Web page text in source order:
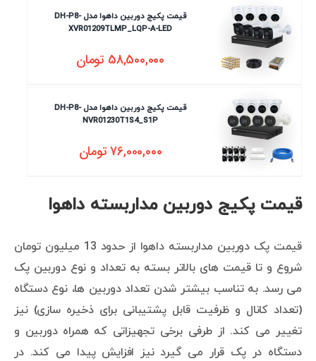
قیمت پکیج دوربین داهوا مدل DH-P8-
XVR01209TLMP_LQP-A-LED
58,500,000 تومان
قیمت پکیج دوربین داهوا مدل DH-P8-
NVR01230T1S4_S1P
76,000,000تومان
قیمت پکیج دوربین مداربسته داهوا
قیمت پک دوربین مداربسته داهوا از حدود 13 میلیون تومان
شروع و تا قیمت های بالاتر بسته به تعداد و نوع دوربین پک
می رسد. به تناسب بیشتر شدن تعداد دوربین ها، نوع دستگاه
(تعداد کانال و ظرفیت قابل پشتیبانی برای ذخیره سازی) نیز
تغییر می کند. از طرفی برخی تجهیزاتی که همراه دوربین و
دستگاه در پک قرار می گیرد نیز افزایش پیدا می کند. در